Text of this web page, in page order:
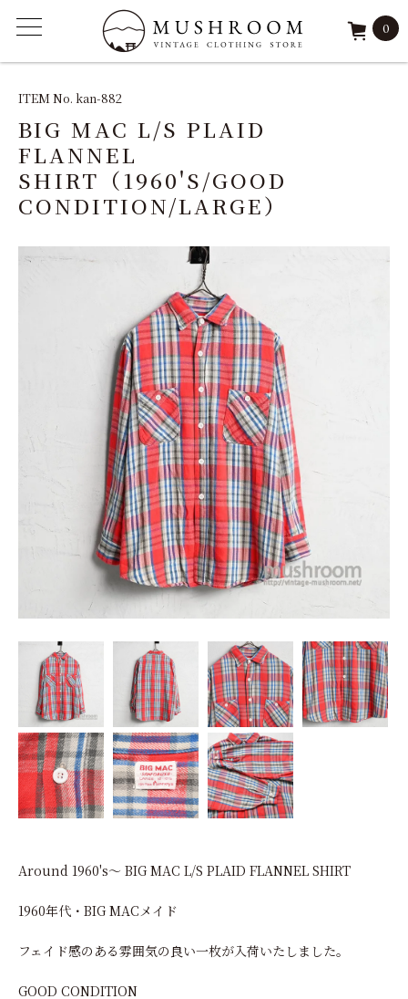
FEATURE
ARCHIVE
SOLD
0
ITEM No. kan-882
BIG MAC L/S PLAID
FLANNEL
SHIRT（1960'S/GOOD
CONDITION/LARGE）
Around 1960's～ BIG MAC L/S PLAID FLANNEL SHIRT
1960年代・BIG MACメイド
フェイド感のある雰囲気の良い一枚が入荷いたしました。
GOOD CONDITION